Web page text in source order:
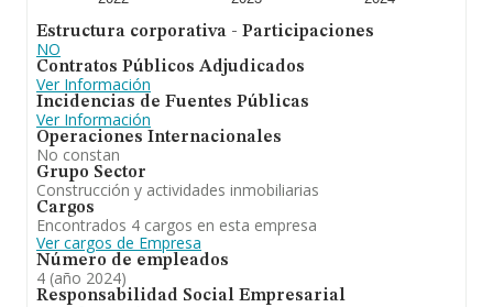
Estructura corporativa - Participaciones
NO
Contratos Públicos Adjudicados
Ver Información
Incidencias de Fuentes Públicas
Ver Información
Operaciones Internacionales
No constan
Grupo Sector
Construcción y actividades inmobiliarias
Cargos
Encontrados 4 cargos en esta empresa
Ver cargos de Empresa
Número de empleados
4 (año 2024)
Responsabilidad Social Empresarial